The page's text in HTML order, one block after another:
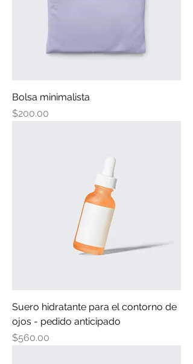
Bolsa minimalista
Precio
$200.00
Suero hidratante para el contorno de
ojos - pedido anticipado
Precio
$560.00